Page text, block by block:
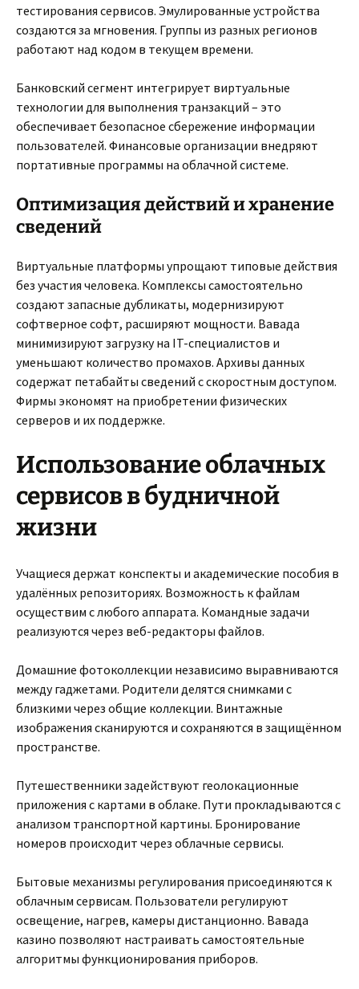
тестирования сервисов. Эмулированные устройства
создаются за мгновения. Группы из разных регионов
работают над кодом в текущем времени.
Банковский сегмент интегрирует виртуальные
технологии для выполнения транзакций – это
обеспечивает безопасное сбережение информации
пользователей. Финансовые организации внедряют
портативные программы на облачной системе.
Оптимизация действий и хранение
сведений
Виртуальные платформы упрощают типовые действия
без участия человека. Комплексы самостоятельно
создают запасные дубликаты, модернизируют
софтверное софт, расширяют мощности. Вавада
минимизируют загрузку на IT-специалистов и
уменьшают количество промахов. Архивы данных
содержат петабайты сведений с скоростным доступом.
Фирмы экономят на приобретении физических
серверов и их поддержке.
Использование облачных
сервисов в будничной
жизни
Учащиеся держат конспекты и академические пособия в
удалённых репозиториях. Возможность к файлам
осуществим с любого аппарата. Командные задачи
реализуются через веб-редакторы файлов.
Домашние фотоколлекции независимо выравниваются
между гаджетами. Родители делятся снимками с
близкими через общие коллекции. Винтажные
изображения сканируются и сохраняются в защищённом
пространстве.
Путешественники задействуют геолокационные
приложения с картами в облаке. Пути прокладываются с
анализом транспортной картины. Бронирование
номеров происходит через облачные сервисы.
Бытовые механизмы регулирования присоединяются к
облачным сервисам. Пользователи регулируют
освещение, нагрев, камеры дистанционно. Вавада
казино позволяют настраивать самостоятельные
алгоритмы функционирования приборов.